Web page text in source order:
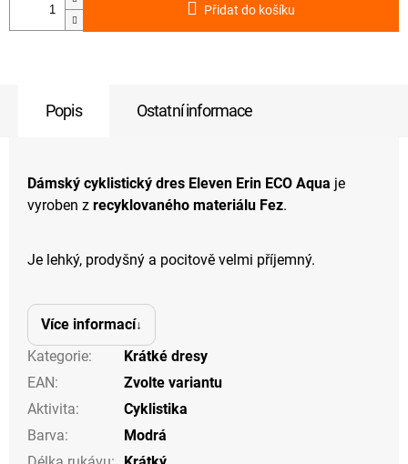
Přidat do košíku
Popis Ostatní informace
Dámský cyklistický dres Eleven Erin ECO Aqua je
vyroben z recyklovaného materiálu Fez.
Je lehký, prodyšný a pocitově velmi příjemný.
Více informací
Kategorie:
Krátké dresy
EAN:
Zvolte variantu
Aktivita:
Cyklistika
Barva:
Modrá